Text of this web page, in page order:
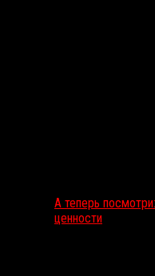
А теперь
ценности